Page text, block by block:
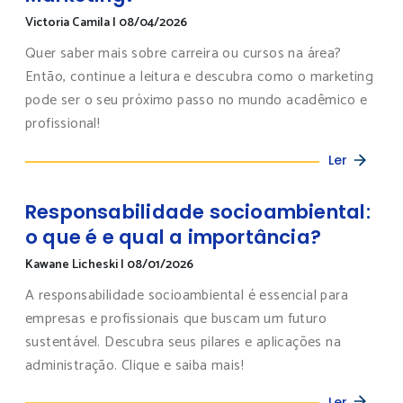
Victoria Camila| 08/04/2026
Quer saber mais sobre carreira ou cursos na área?
Então, continue a leitura e descubra como o marketing
pode ser o seu próximo passo no mundo acadêmico e
profissional!
Ler
Responsabilidade socioambiental:
o que é e qual a importância?
Kawane Licheski| 08/01/2026
A responsabilidade socioambiental é essencial para
empresas e profissionais que buscam um futuro
sustentável. Descubra seus pilares e aplicações na
administração. Clique e saiba mais!